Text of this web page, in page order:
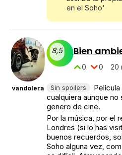
en el Soho'
vandolera
8,5 Bien
0 0 20
Sin spoilers
cualquiera aunque
genero de cine.
Por la música, por el
Londres (si lo has
buenos recuerdos,
Soho alguna vez,